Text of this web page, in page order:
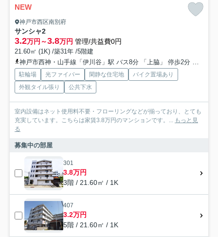
NEW
神戸市西区南別府
サンシャ2
3.2万円～3.8万円 管理/共益費0円
21.60㎡ (1K) /築31年 /5階建
神戸市西神・山手線「伊川谷」駅 バス8分 「上脇」 停歩2分
山陽本
駐輪場 光ファイバー 閑静な住宅地
バイク置場あり
外観タイル張り
公共下水
室内設備はネット使用料不要・フローリングなどが揃っており、とても
充実しています。こちらは家賃3.8万円のマンションです。... もっと見
る
募集中の部屋
301
3.8万円
3階 / 21.60㎡ / 1K
407
3.2万円
5階 / 21.60㎡ / 1K